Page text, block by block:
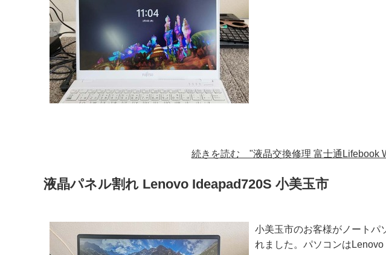
続きを読む "液晶交換修理 富士通Lifebook
液晶パネル割れ Lenovo Ideapad720S 小美玉市
小美玉市のお客様がノートパ
れました。パソコンは